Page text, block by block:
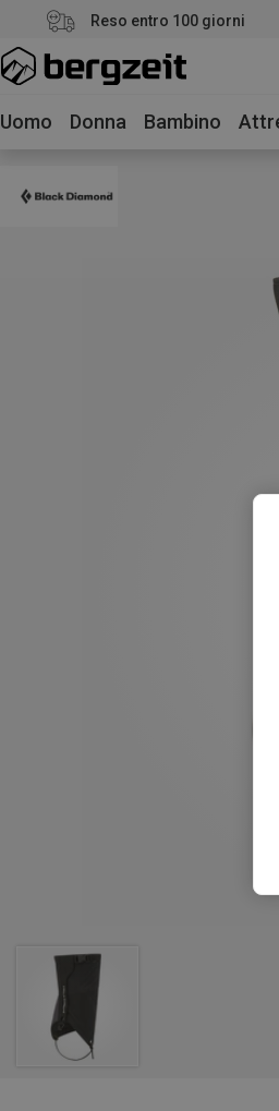
Reso entro 100 giorni
Uomo Donna Bambino